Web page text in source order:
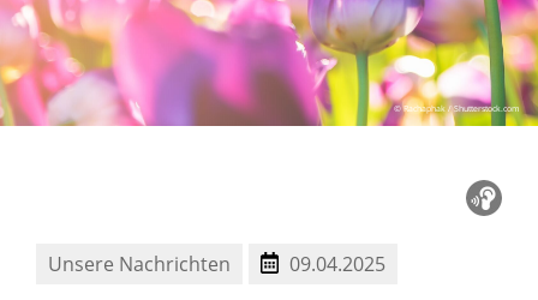
© Rachaphak / Shutterstock.com
Unsere Nachrichten 09.04.2025